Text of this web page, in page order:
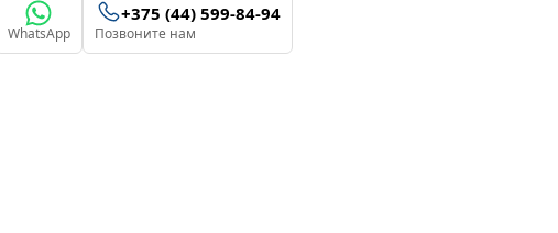
WhatsApp
+375 (44) 599-84-94
Позвоните нам